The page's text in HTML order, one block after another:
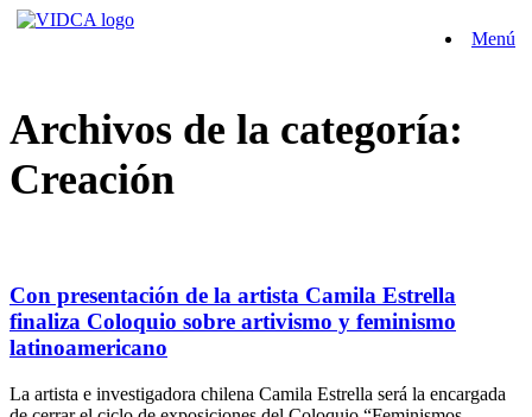
Saltar
Menú
Archivos de la categoría:
Creación
Con presentación de la artista Camila Estrella
finaliza Coloquio sobre artivismo y feminismo
latinoamericano
La artista e investigadora chilena Camila Estrella será la encargada